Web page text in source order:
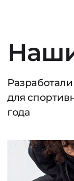
для
года